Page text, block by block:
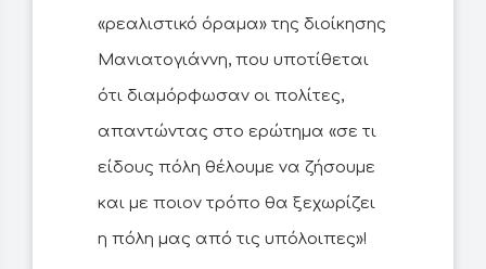
«ρεαλιστικό όραμα» της διοίκησης
Μανιατογιάννη, που υποτίθεται
ότι διαμόρφωσαν οι πολίτες,
απαντώντας στο ερώτημα «σε τι
είδους πόλη θέλουμε να ζήσουμε
και με ποιον τρόπο θα ξεχωρίζει
η πόλη μας από τις υπόλοιπες»!